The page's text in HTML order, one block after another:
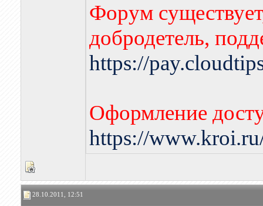
Форум
добродетель,
https://
Оформление
https://
28.10.2011, 12:51